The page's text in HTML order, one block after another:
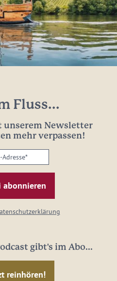
Fluss...
unserem Newsletter
mehr verpassen!
gibt's im Abo...
reinhören!